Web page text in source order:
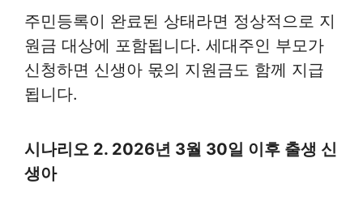
주민등록이 완료된 상태라면 정상적으로 지
원금 대상에 포함됩니다. 세대주인 부모가
신청하면 신생아 몫의 지원금도 함께 지급
됩니다.
시나리오 2. 2026년 3월 30일 이후 출생 신
생아